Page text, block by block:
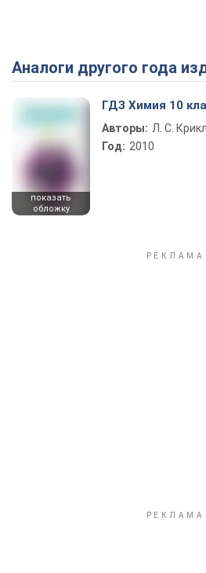
Аналоги другого года
показать
обложку
ГДЗ Химия 10
Авторы: Л. С.
Год: 2010